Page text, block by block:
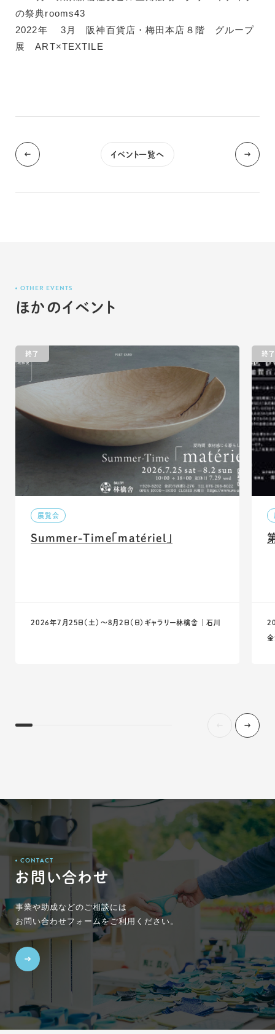
の祭典rooms43
2022年 3月 阪神百貨店・梅田本店８階 グループ
展 ART×TEXTILE
イベント一覧へ
ほかのイベント
OTHER EVENTS
終了
展覧会
Summer-Time「matériel」
2026年7月25日（土）〜8月2日（日） ギャラリー林檎舎 ｜ 石川
終了
金
CONTACT
お問い合わせ
事業や助成などのご相談には
お問い合わせフォームをご利用ください。